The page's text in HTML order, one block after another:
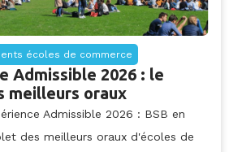
écoles de commerce
Admissible 2026 : le
meilleurs oraux
Admissible 2026 : BSB en
des meilleurs oraux d'écoles de